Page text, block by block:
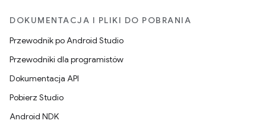
DOKUMENTACJA I PLIKI DO POBRANIA
Przewodnik po Android Studio
Przewodniki dla programistów
Dokumentacja API
Pobierz Studio
Android NDK